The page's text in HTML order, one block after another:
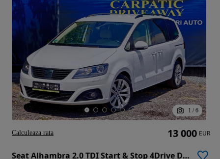
1 / 6
Seat Alhambra 2.0 TDI Start & Stop 4Drive DSG Anniversary
13 000 EUR
Calculeaza rata